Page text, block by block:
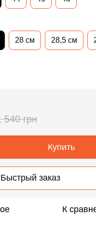
28 см 28,5 см
540 грн
Купить
Быстрый заказ
К